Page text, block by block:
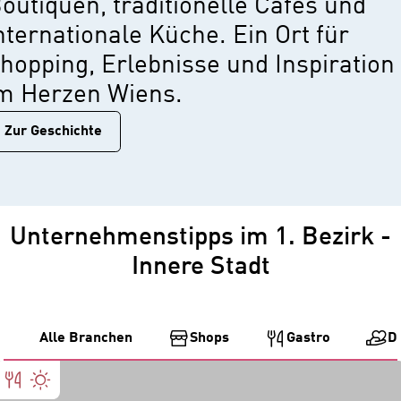
traditionelle Cafés und
Küche. Ein Ort für
Erlebnisse und Inspiration
Herzen Wiens.
Zur Geschichtе
Unternehmenstipps im 1. Bezirk -
Innere Stadt
Alle Branchen Shops Gastro